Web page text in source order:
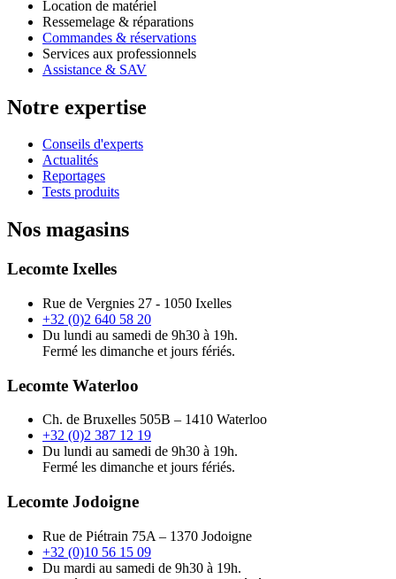
Location de matériel
Ressemelage & réparations
Commandes & réservations
Services aux professionnels
Assistance & SAV
Notre expertise
Conseils d'experts
Actualités
Reportages
Tests produits
Nos magasins
Lecomte Ixelles
Rue de Vergnies 27 - 1050 Ixelles
+32 (0)2 640 58 20
Du lundi au samedi de 9h30 à 19h.
Fermé les dimanche et jours fériés.
Lecomte Waterloo
Ch. de Bruxelles 505B – 1410 Waterloo
+32 (0)2 387 12 19
Du lundi au samedi de 9h30 à 19h.
Fermé les dimanche et jours fériés.
Lecomte Jodoigne
Rue de Piétrain 75A – 1370 Jodoigne
+32 (0)10 56 15 09
Du mardi au samedi de 9h30 à 19h.